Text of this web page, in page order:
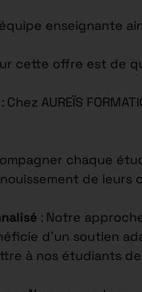
enseignante
cette offre est de
: Chez AUREÏS
chaque
de
: Notre
d’un soutien
à nos étudiants